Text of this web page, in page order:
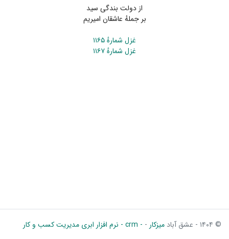
از دولت بندگی سید
بر جملهٔ عاشقان امیریم
غزل شمارهٔ ۱۱۶۵
غزل شمارهٔ ۱۱۶۷
© ۱۴۰۴ - عشق آباد میزکار - - crm - نرم افزار ابری مدیریت کسب و کار